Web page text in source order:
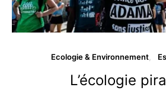
Ecologie & Environnement
L’écologie